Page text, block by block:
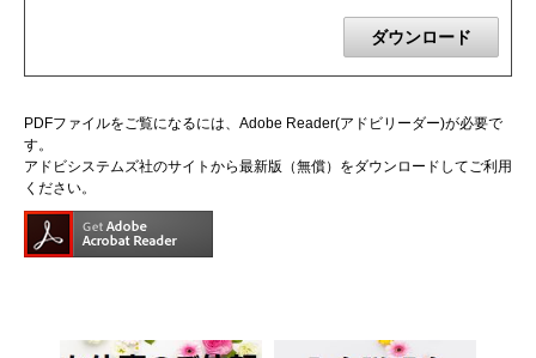
ダウンロード
PDFファイルをご覧になるには、Adobe Reader(アドビリーダー)が必要で
す。
アドビシステムズ社のサイトから最新版（無償）をダウンロードしてご利用
ください。